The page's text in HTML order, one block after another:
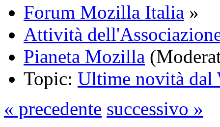
Forum Mozilla Italia »
Attività
Pianeta Mozilla
Topic: Ultime novità dal
« precedente successivo »